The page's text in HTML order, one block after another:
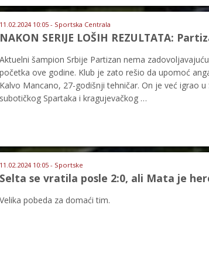
11.02.2024 10:05 - Sportska Centrala
NAKON SERIJE LOŠIH REZULTATA:
Aktuelni šampion Srbije Partizan nema
početka ove godine. Klub je zato rešio da upomoć
Kalvo Mancano, 27-godišnji tehničar. On je već igrao
subotičkog Spartaka i kragujevačkog …
11.02.2024 10:05 - Sportske
Selta se vratila posle 2:0, ali Mata je
Velika pobeda za domaći tim.